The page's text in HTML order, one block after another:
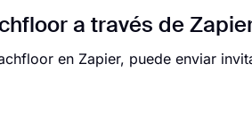
a través de
en Zapier, puede enviar